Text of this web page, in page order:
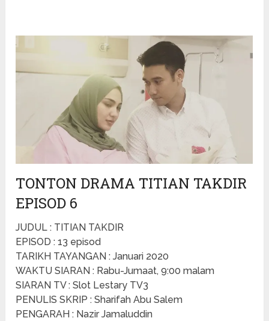
TONTON DRAMA TITIAN TAKDIR
EPISOD 6
JUDUL : TITIAN TAKDIR
EPISOD : 13 episod
TARIKH TAYANGAN : Januari 2020
WAKTU SIARAN : Rabu-Jumaat, 9:00 malam
SIARAN TV : Slot Lestary TV3
PENULIS SKRIP : Sharifah Abu Salem
PENGARAH : Nazir Jamaluddin